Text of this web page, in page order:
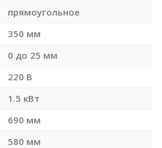
прямоугольное
350 мм
0 до 25 мм
220 В
1.5 кВт
690 мм
580 мм